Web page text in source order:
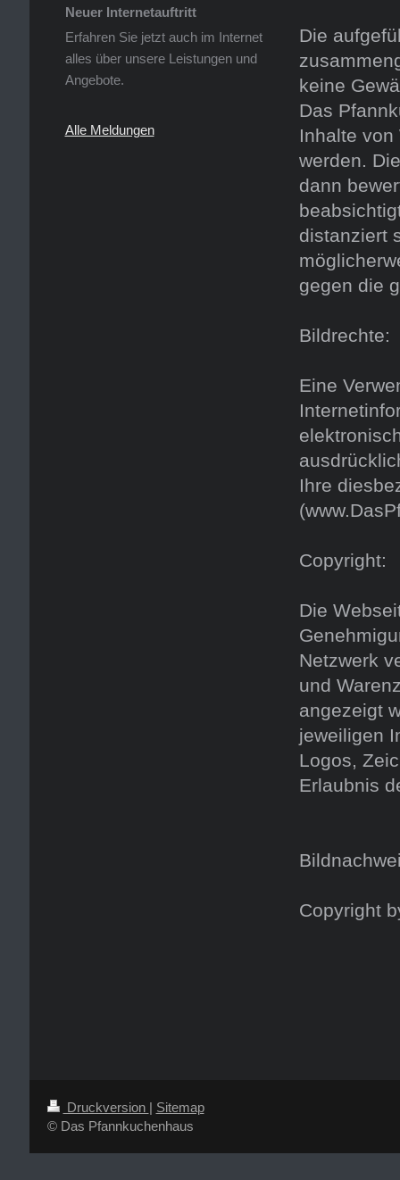
Die
keine
Das
Inhalte
werden.
dann
distanziert
gegen die
Bildrechte:
Eine
Ihre
Copyright:
Die
Netzwerk
und
angezeigt
jeweiligen
Logos,
Erlaubnis
Copyright
Neuer Internetauftritt
Erfahren Sie jetzt auch im Internet
alles über unsere Leistungen und
Angebote.
Alle Meldungen
Druckversion | Sitemap
© Das Pfannkuchenhaus